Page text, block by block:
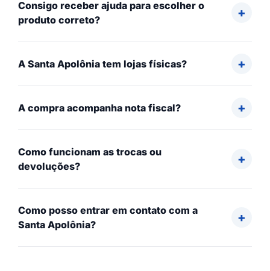
Consigo receber ajuda para escolher o
produto correto?
A Santa Apolônia tem lojas físicas?
A compra acompanha nota fiscal?
Como funcionam as trocas ou
devoluções?
Como posso entrar em contato com a
Santa Apolônia?